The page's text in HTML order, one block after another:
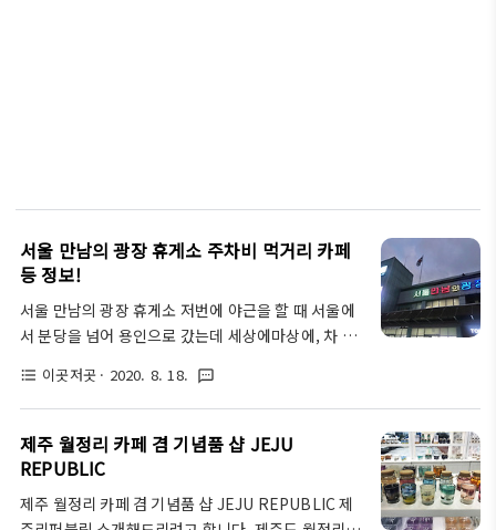
서울 만남의 광장 휴게소 주차비 먹거리 카페
등 정보!
서울 만남의 광장 휴게소 저번에 야근을 할 때 서울에
서 분당을 넘어 용인으로 갔는데 세상에마상에, 차 속
갑자기 오줌마려울때는 당연히 휴게소죠. 길거리에서
쌀 수도 없는 노릇이고 노상방뇨는 저에겐 너무 먼 세
상 이야기거든요. 일단 화장실에 가려고 들른 거였지
만 이래저래 먹거리도 구경하고 하니까 스트레스가 싹
을거 같아서, 서울 만남의 광장의 이모저모에 대해 담
format_list_bulleted 이곳저곳 · 2020. 8. 18. textsms
제주 월정리 카페 겸 기념품 샵 JEJU
REPUBLIC
제주 월정리 카페 겸 기념품 샵 JEJU REPUBLIC 제